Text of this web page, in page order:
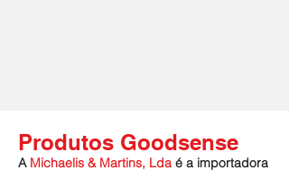
Produtos Goodsense
A Michaelis & Martins, Lda é a importadora